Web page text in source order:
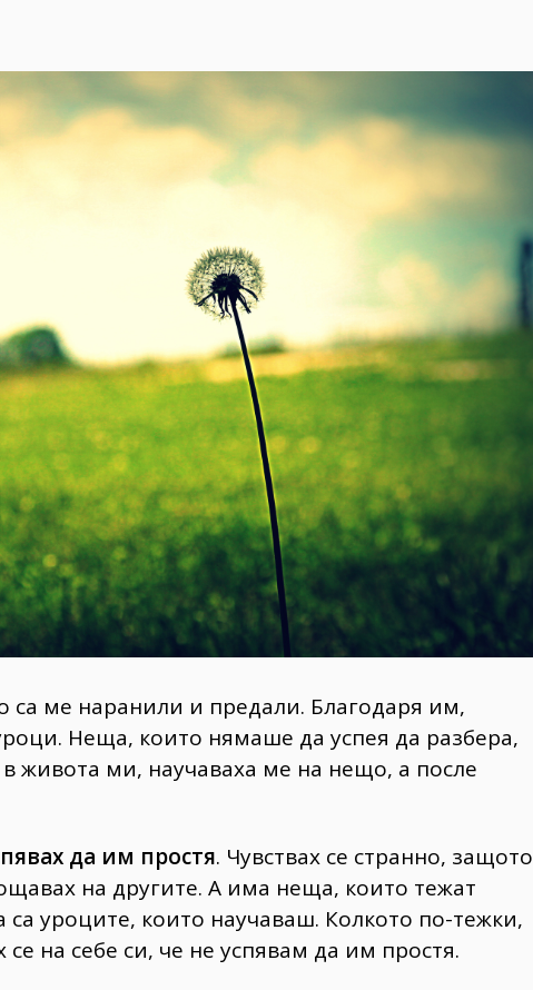
са ме наранили и предали. Благодаря им,
Неща, които нямаше да успея да разбера,
в живота ми, научаваха ме на нещо, а после
да им простя. Чувствах се странно, защото
на другите. А има неща, които тежат
уроците, които научаваш. Колкото по-тежки,
на себе си, че не успявам да им простя.